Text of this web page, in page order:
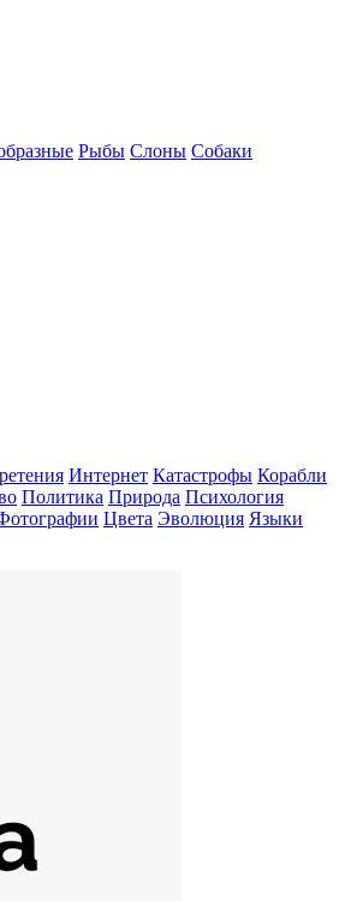
Рыбы Слоны Собаки
Интернет Катастрофы Корабли
Политика Природа Психология
Цвета Эволюция Языки